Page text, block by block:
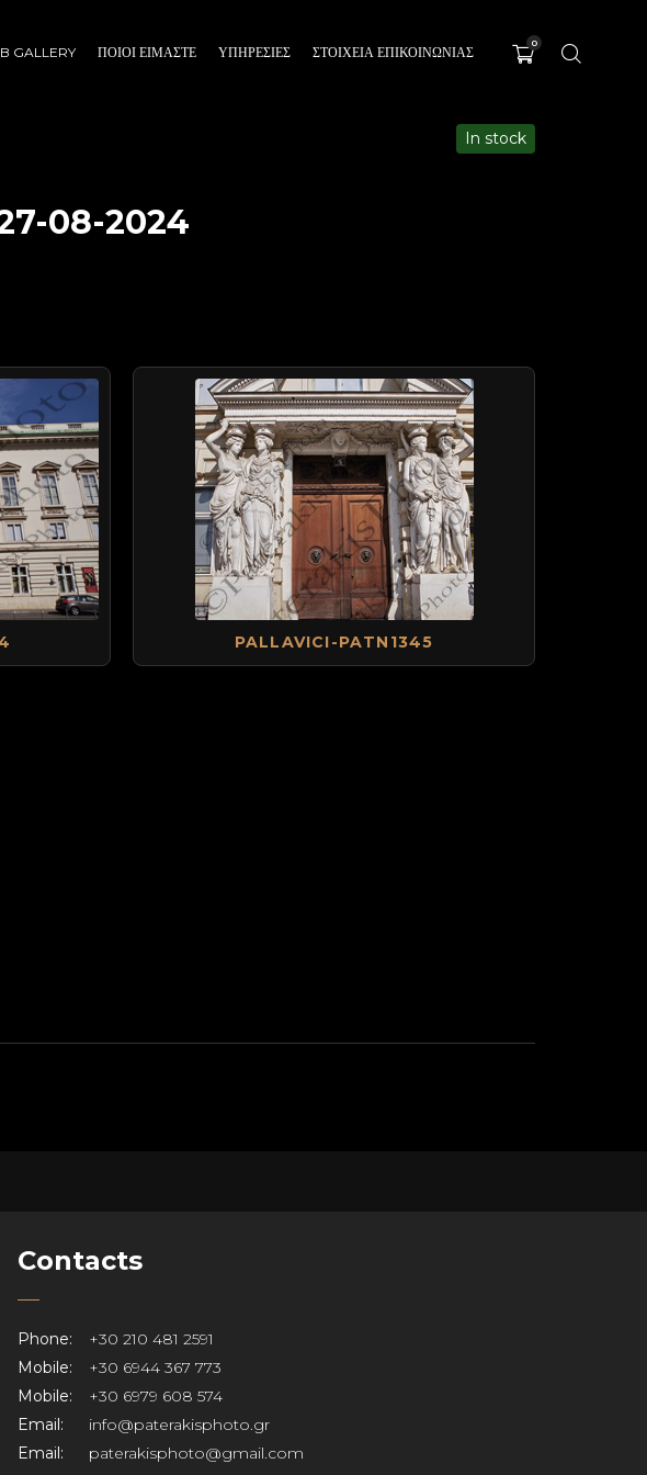
GALLERY ΠΟΙΟΙ ΕΊΜΑΣΤΕ ΥΠΗΡΕΣΊΕΣ ΣΤΟΙΧΕΙΑ ΕΠΙΚΟΙΝΩΝΙΑΣ
0
08-2024
In stock
PALLAVICI-PATN1345
Contacts
Phone:
+30 210 481 2591
Mobile:
+30 6944 367 773
Mobile:
+30 6979 608 574
Email:
info@paterakisphoto.gr
Email:
paterakisphoto@gmail.com